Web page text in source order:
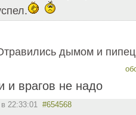
дымом и пипец
и врагов не надо
22:33:01 #654568